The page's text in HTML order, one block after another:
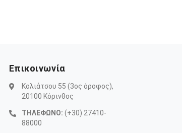
Επικοινωνία
Κολιάτσου 55 (3ος όροφος),
20100 Κόρινθος
ΤΗΛΕΦΩΝΟ: (+30) 27410-
88000